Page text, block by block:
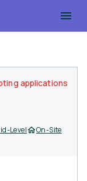
applications
Level
On-Site